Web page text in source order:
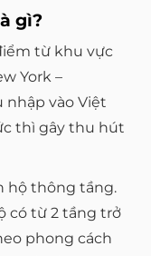
gì?
từ khu vực
York –
nhập vào Việt
thì gây thu hút
hộ thông tầng.
có từ 2 tầng trở
phong cách